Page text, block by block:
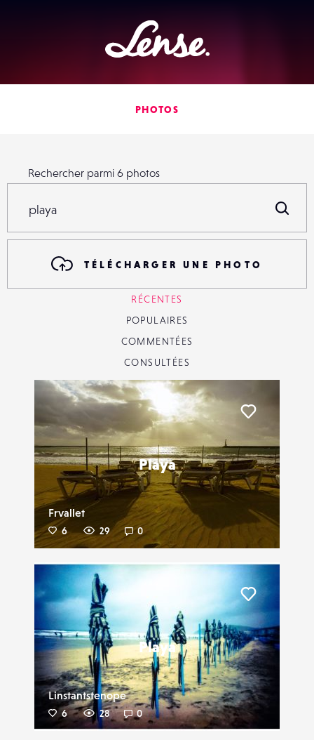
Lense
PHOTOS
Rechercher parmi 6 photos
TÉLÉCHARGER UNE PHOTO
RÉCENTES
POPULAIRES
COMMENTÉES
CONSULTÉES
Playa
Frvallet
6 29 0
Playa
Linstantstenope
6 28 0